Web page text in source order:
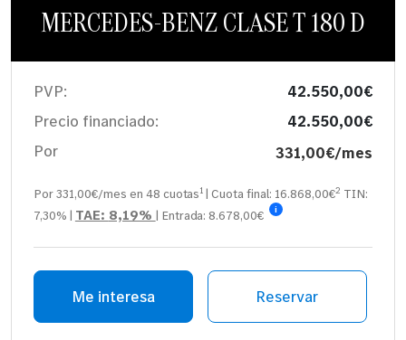
MERCEDES-BENZ CLASE T 180 D
PVP:
42.550,00€
Precio financiado:
42.550,00€
Por
331,00€/mes
Por 331,00€/mes en 48 cuotas1 | Cuota final: 16.868,00€2 TIN:
7,30% | TAE: 8,19% | Entrada:8.678,00€ i
Me interesa Reservar